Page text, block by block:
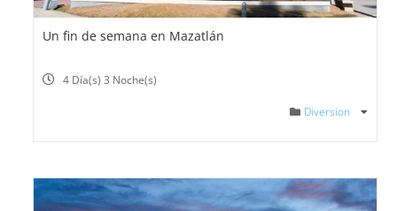
Un fin de semana en Mazatlán
4 Día(s) 3 Noche(s)
Diversion